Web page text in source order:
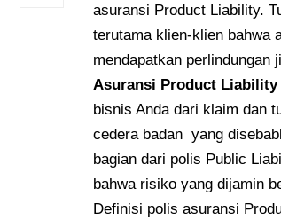
asuransi Product Liability.
terutama klien-klien bahwa
mendapatkan perlindungan
Asuransi Product Liability
bisnis Anda dari klaim dan
cedera badan yang
bagian dari polis Public
bahwa risiko yang dijamin
Definisi polis asuransi